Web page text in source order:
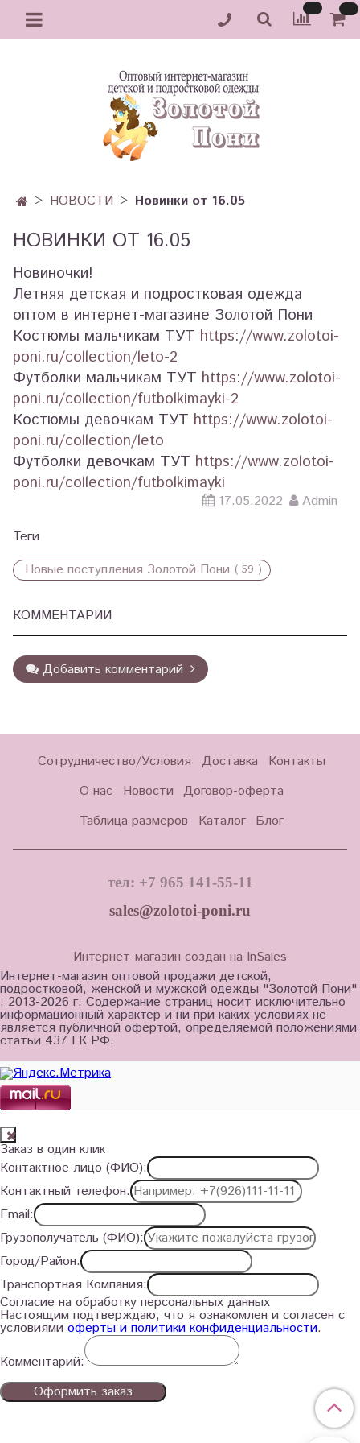
НОВОСТИ Новинки от 16.05
НОВИНКИ ОТ 16.05
Новиночки!
Летняя детская и подростковая одежда
оптом в интернет-магазине Золотой Пони
Костюмы мальчикам ТУТ https://www.zolotoi-
poni.ru/collection/leto-2
Футболки мальчикам ТУТ https://www.zolotoi-
poni.ru/collection/futbolkimayki-2
Костюмы девочкам ТУТ https://www.zolotoi-
poni.ru/collection/leto
Футболки девочкам ТУТ https://www.zolotoi-
poni.ru/collection/futbolkimayki
17.05.2022
Admin
Теги
Новые поступления Золотой Пони ( 59 )
КОММЕНТАРИИ
Добавить комментарий
Сотрудничество/Условия Доставка
Контакты
О нас
Новости Договор-оферта
Таблица размеров
Каталог Блог
тел: +7 965 141-55-11
sales@zolotoi-poni.ru
Интернет-магазин создан на InSales
Интернет-магазин оптовой продажи детской,
подростковой, женской и мужской одежды "Золотой Пони"
, 2013-2026 г. Содержание страниц носит исключительно
информационный характер и ни при каких условиях не
является публичной офертой, определяемой положениями
статьи 437 ГК РФ.
Заказ в один клик
Контактное лицо (ФИО):
Контактный телефон:
Email:
Грузополучатель (ФИО):
Город/Район:
Транспортная Компания:
Согласие на обработку персональных данных
Настоящим подтверждаю, что я ознакомлен и согласен с
условиями оферты и политики конфиденциальности.
Комментарий:
Оформить заказ